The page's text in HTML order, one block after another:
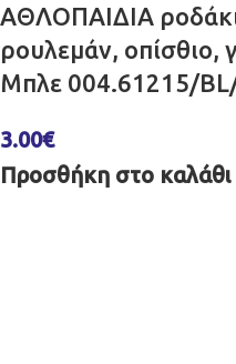
ΑΘΛΟΠΑΙΔΙΑ
ρουλεμάν, οπίσθιο,
Μπλε 004.61215/
3.00€
Προσθήκη στο καλάθι